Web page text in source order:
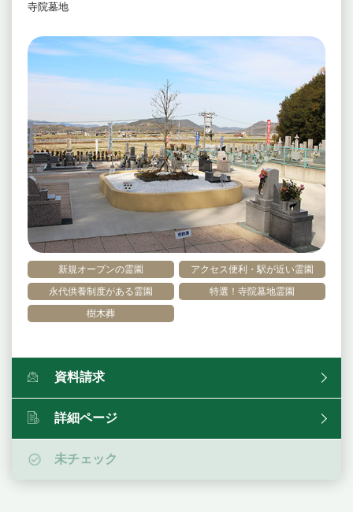
新規オープンの霊園
アクセス便利・駅が近い霊園
永代供養制度がある霊園
特選！寺院墓地霊園
樹木葬
寺院墓地
資料請求
詳細ページ
未チェック